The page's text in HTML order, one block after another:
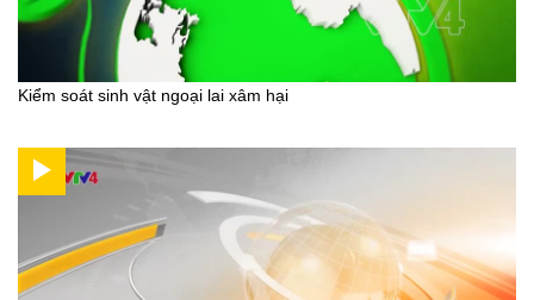
Kiểm soát sinh vật ngoại lai xâm hại